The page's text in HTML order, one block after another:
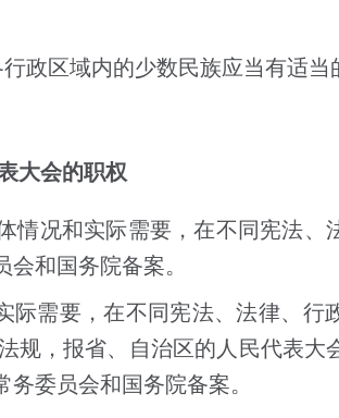
政区域内的少数民族应当有适当
大会的职权
情况和实际需要，在不同宪法、
和国务院备案。
需要，在不同宪法、法律、行
规，报省、自治区的人民代表大
委员会和国务院备案。